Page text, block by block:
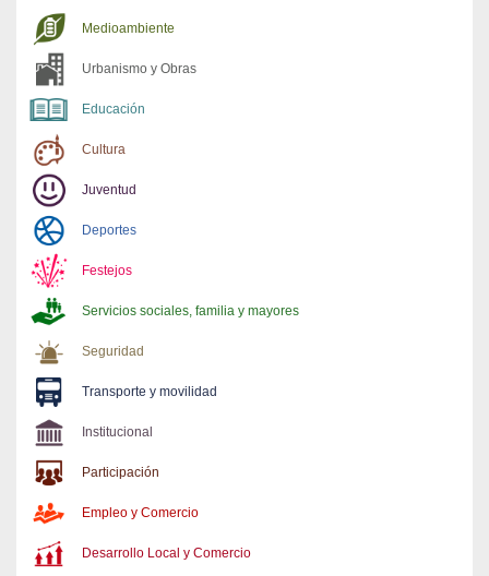
Medioambiente
Urbanismo y Obras
Educación
Cultura
Juventud
Deportes
Festejos
Servicios sociales, familia y mayores
Seguridad
Transporte y movilidad
Institucional
Participación
Empleo y Comercio
Desarrollo Local y Comercio